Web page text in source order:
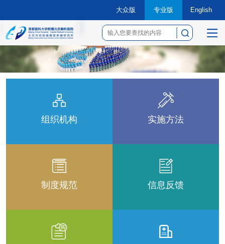
大众版 专业版 English
菜
组织机构 实施方法
制度规范 信息反馈